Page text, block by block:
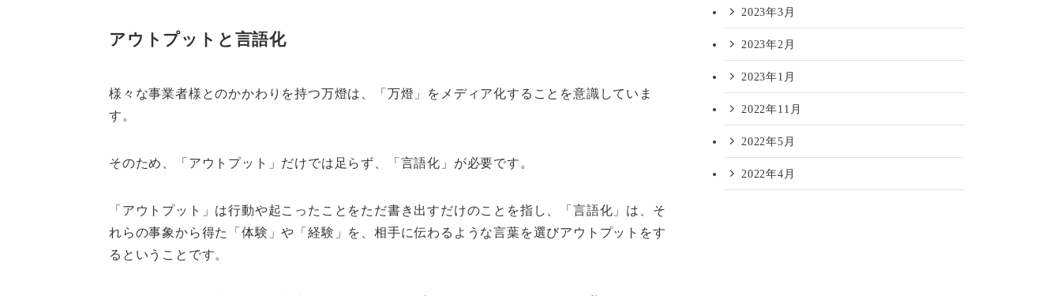
アウトプットと言語化
様々な事業者様とのかかわりを持つ万燈は、「万燈」をメディア化することを意識していま
す。
そのため、「アウトプット」だけでは足らず、「言語化」が必要です。
「アウトプット」は行動や起こったことをただ書き出すだけのことを指し、「言語化」は、そ
れらの事象から得た「体験」や「経験」を、相手に伝わるような言葉を選びアウトプットをす
るということです。
2023年3月
2023年2月
2023年1月
2022年11月
2022年5月
2022年4月